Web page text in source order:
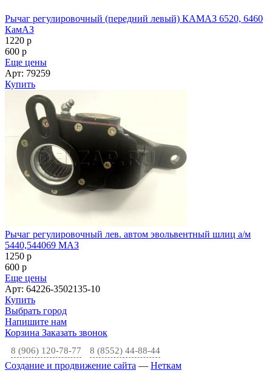
Рычаг регулировочный (передний левый) КАМАЗ 6520, 6460
КамАЗ
1220 p
600 p
Еще цены
Арт: 79259
Купить
Рычаг регулировочный лев. автом эвольвентный шлиц а/м
5440,544069 МАЗ
1250 p
600 p
Еще цены
Арт: 64226-3502135-10
Купить
Выбрать город
Напишите нам
Корзина Заказать звонок
8 (906) 120-78-77 8 (8552) 44-88-44
Создание и продвижение сайта — Неткам